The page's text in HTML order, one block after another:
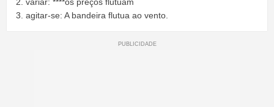
3. agitar-se: A bandeira flutua ao vento.